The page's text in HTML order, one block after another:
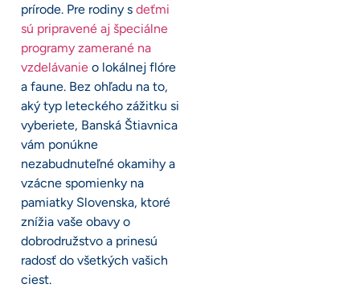
prírode. Pre rodiny s deťmi
sú pripravené aj špeciálne
programy zamerané na
vzdelávanie o lokálnej flóre
a faune. Bez ohľadu na to,
aký typ leteckého zážitku si
vyberiete, Banská Štiavnica
vám ponúkne
nezabudnuteľné okamihy a
vzácne spomienky na
pamiatky Slovenska, ktoré
znížia vaše obavy o
dobrodružstvo a prinesú
radosť do všetkých vašich
ciest.